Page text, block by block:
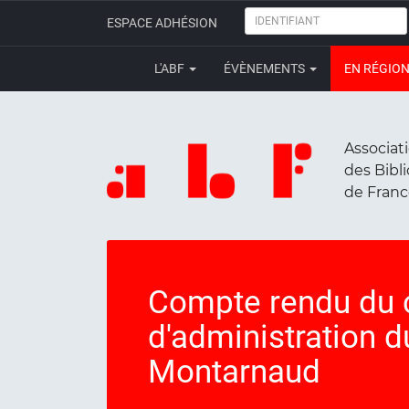
ESPACE ADHÉSION IDENTIFIANT
L'ABF ÉVÈNEMENTS EN RÉGION
des
de
Compte rendu du
d'administration
Montarnaud